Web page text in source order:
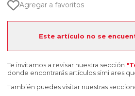
Agregar a favoritos
Este artículo no se
Te invitamos a revisar nuestra sección
donde encontrarás artículos similares
También puedes visitar nuestras